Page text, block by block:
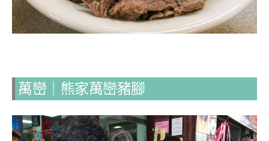
萬巒｜熊家萬巒豬腳